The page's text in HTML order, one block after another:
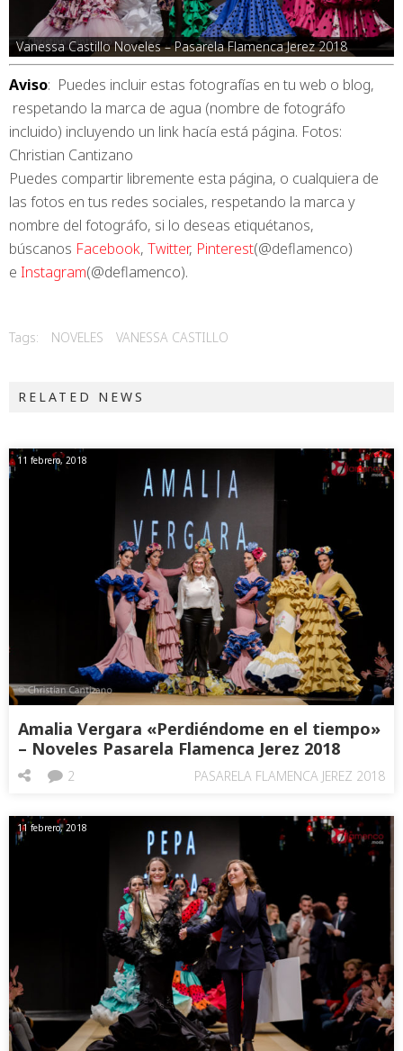
Vanessa Castillo Noveles – Pasarela Flamenca Jerez 2018
Aviso: Puedes incluir estas fotografías en tu web o blog,
respetando la marca de agua (nombre de fotográfo
incluido) incluyendo un link hacía está página. Fotos:
Christian Cantizano
Puedes compartir libremente esta página, o cualquiera de
las fotos en tus redes sociales, respetando la marca y
nombre del fotográfo, si lo deseas etiquétanos,
búscanos Facebook, Twitter, Pinterest(@deflamenco)
e Instagram(@deflamenco).
Tags: NOVELES VANESSA CASTILLO
RELATED NEWS
11 febrero, 2018
Amalia Vergara «Perdiéndome en el tiempo»
– Noveles Pasarela Flamenca Jerez 2018
PASARELA FLAMENCA JEREZ 2018
2
11 febrero, 2018